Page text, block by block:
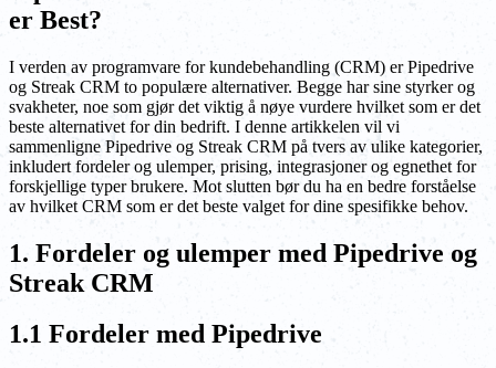
er Best?
I verden av programvare for kundebehandling (CRM) er Pipedrive
og Streak CRM to populære alternativer. Begge har sine styrker og
svakheter, noe som gjør det viktig å nøye vurdere hvilket som er det
beste alternativet for din bedrift. I denne artikkelen vil vi
sammenligne Pipedrive og Streak CRM på tvers av ulike kategorier,
inkludert fordeler og ulemper, prising, integrasjoner og egnethet for
forskjellige typer brukere. Mot slutten bør du ha en bedre forståelse
av hvilket CRM som er det beste valget for dine spesifikke behov.
1. Fordeler og ulemper med Pipedrive og
Streak CRM
1.1 Fordeler med Pipedrive